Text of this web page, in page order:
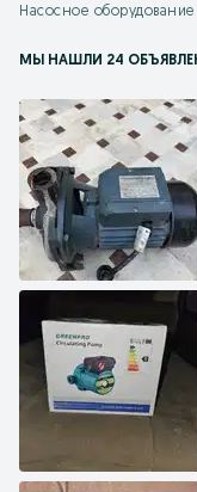
Насосное
МЫ НАШЛИ 24